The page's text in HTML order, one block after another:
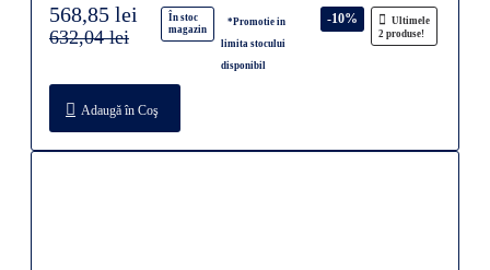
Ultimele
2 produse!
În stoc
magazin
*Promotie in
limita stocului
disponibil
-10%
568,85 lei
632,04 lei
Adaugă în Coş